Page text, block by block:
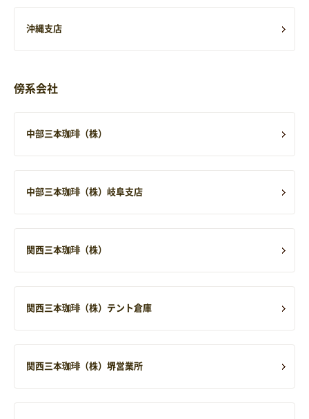
沖縄支店
傍系会社
中部三本珈琲（株）
中部三本珈琲（株）岐阜支店
関西三本珈琲（株）
関西三本珈琲（株）テント倉庫
関西三本珈琲（株）堺営業所